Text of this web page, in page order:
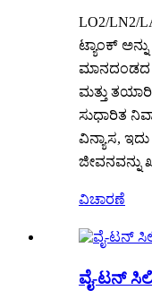
LO2/LN2/
ಟ್ಯಾಂಕ್
ಮಾನದಂಡದ
ಮತ್ತು
ಸುಧಾರಿತ
ವಿನ್ಯಾಸ,
ಜೀವನವನ್ನು
ವಿಚಾರಣೆ
ವೈ-ಟನ್